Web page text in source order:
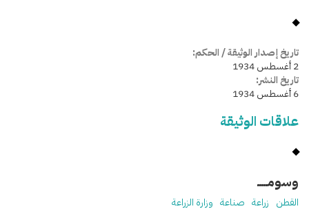
تاريخ إصدار الوثيقة / الحكم:
2 أغسطس 1934
تاريخ النشر:
6 أغسطس 1934
علاقات الوثيقة
وسومـــــ
القطن زراعة صناعة وزارة الزراعة